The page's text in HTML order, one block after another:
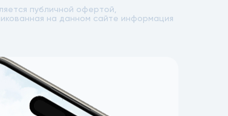
публичной офертой,
на данном сайте информация